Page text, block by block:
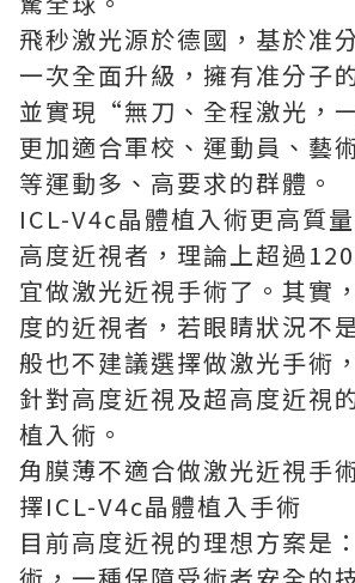
飛秒激光源於德國，基於准
一次全面升級，擁有准分子
並實現“無刀、全程激光，
更加適合軍校、運動員、藝
等運動多、高要求的群體。
ICL-V4c晶體植入術更高質
高度近視者，理論上超過
宜做激光近視手術了。其實
度的近視者，若眼睛狀況不
般也不建議選擇做激光手術
針對高度近視及超高度近視
植入術。
角膜薄不適合做激光近視手
擇ICL-V4c晶體植入手術
目前高度近視的理想方案是